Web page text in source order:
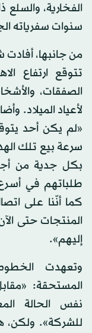
الفخارية، والسلع
سنوات سفرياته
من جانبها، أفادت
تتوقع ارتفاع
الصفقات،
لأعياد الميلاد.
«لم يكن أحد
سرعة بيع تلك
بكل جدية من
طلباتهم في
كما أنّنا على
المنتجات حتى
إليهم».
وتعهدت الخطوط
المستحقة:
نفس الحالة
للشركة». ولكن،